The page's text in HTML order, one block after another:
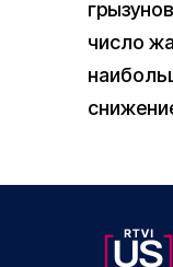
число